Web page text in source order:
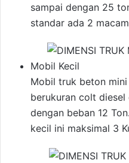
sampai dengan 25
standar ada 2
Mobil Kecil
Mobil truk beton
berukuran colt
dengan beban 12
kecil ini maksimal 3